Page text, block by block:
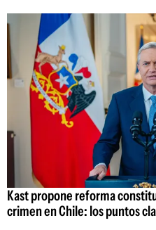
Kast propone reforma
crimen en Chile: los puntos